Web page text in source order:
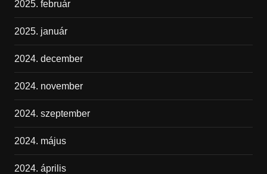
2025. február
2025. január
2024. december
2024. november
2024. szeptember
2024. május
2024. április